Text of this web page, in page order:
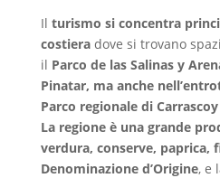
Il turismo si concentra
costieradove si trovano
il Parco de las Salinas y
Pinatar, ma anche
Parco regionale di
La regione è una grande
verdura, conserve, paprica,
Denominazione d’Origine, e